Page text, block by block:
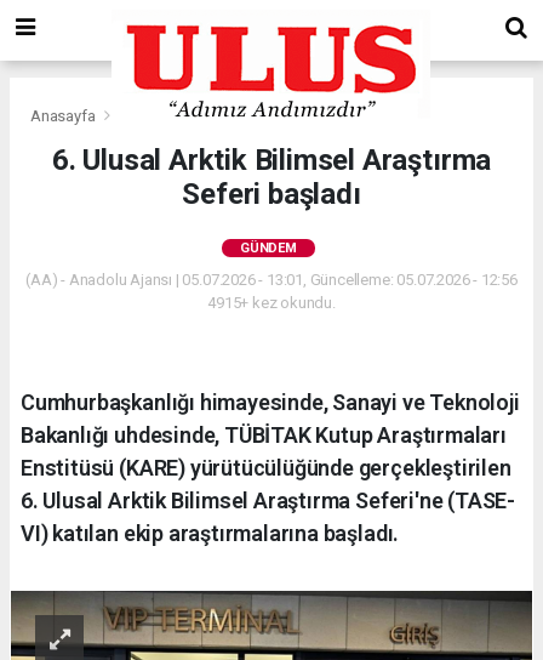
Anasayfa Gündem
6. Ulusal Arktik Bilimsel Araştırma
Seferi başladı
GÜNDEM
(AA) - Anadolu Ajansı | 05.07.2026 - 13:01, Güncelleme: 05.07.2026 - 12:56
4915+ kez okundu.
Cumhurbaşkanlığı himayesinde, Sanayi ve Teknoloji
Bakanlığı uhdesinde, TÜBİTAK Kutup Araştırmaları
Enstitüsü (KARE) yürütücülüğünde gerçekleştirilen
6. Ulusal Arktik Bilimsel Araştırma Seferi'ne (TASE-
VI) katılan ekip araştırmalarına başladı.